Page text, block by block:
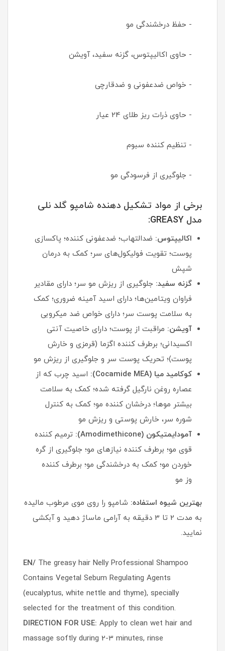
- حفظ درخشندگی مو
- حاوی اکالیپتوس، گزنه سفید، آویشن
- خواص ضدعفونی و ضدقارچی
- حاوی ذرات ریز طلای 24 عیار
- تنظیم کننده سبوم
- جلوگیری از فرسودگی مو
برخی از مواد تشکیل دهنده شامپو گلد نلی
مدل GREASY:
اکالیپتوس: ضدالتهاب؛ ضدعفونی کننده؛ پاکسازی
پوست؛ تقویت فولیکول‌های سر؛ کمک به درمان
شپش
گزنه سفید: جلوگیری از ریزش مو سر؛ دارای مقادیر
فراوان ویتامین‌ها؛ دارای اسید آمینه ضروری؛ کمک
به سلامت پوست سر؛ دارای خواص ضد میکروبی
آویشن: مراقبت از پوست؛ دارای خاصیت آنتی
اکسیدانی؛ برطرف کننده اگزما (قرمزی و خارش
پوست)؛ تحریک پوست سر و جلوگیری از ریزش مو
کوکامید میا (Cocamide MEA):
اسید چرب که از
عصاره روغن نارگیل گرفته شده؛ کمک به سلامت
بیشتر موها؛ درخشان کننده مو؛ کمک به کنترل
شوره سر، خارش پوستی و ریزش مو
آمودایمتیکون (Amodimethicone):
ترمیم کننده
قوی مو؛ برطرف کننده نیازهای مو؛ جلوگیری از گره
خوردن مو؛ کمک به درخشندگی مو؛ برطرف کننده
وز مو
بهترین شیوه استفاده: شامپو را روی موی مرطوب مالیده
به مدت 2 تا 3 دقیقه به آرامی ماساژ دهید و آبکشی
نمایید.
EN/ The greasy hair Nelly Professional Shampoo
Contains Vegetal Sebum Regulating Agents
(eucalyptus, white nettle and thyme), specially
selected for the treatment of this condition.
DIRECTION FOR USE: Apply to clean wet hair and
massage softly during 2-3 minutes, rinse